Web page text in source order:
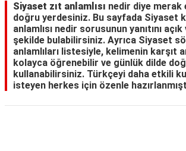
RÜYA
TABİRLERİ
TÜRKÜ
SÖZLERİ
YEMEK
TARİFLERİ
Siyaset zıt anlamlısı nedir diye merak
doğru yerdesiniz. Bu sayfada Siyaset
anlamlısı nedir sorusunun yanıtını açık
şekilde bulabilirsiniz. Ayrıca Siyaset
anlamlıları listesiyle, kelimenin karşıt
kolayca öğrenebilir ve günlük dilde
kullanabilirsiniz. Türkçeyi daha etkili
isteyen herkes için özenle